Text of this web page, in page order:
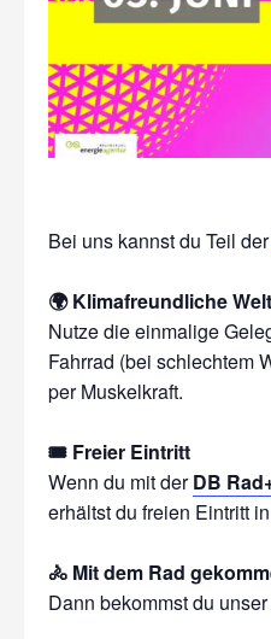
Bei uns kannst du Teil der
🌍 Klimafreundliche
Nutze die einmalige
Fahrrad (bei schlechtem
per Muskelkraft.
🎟️ Freier Eintritt
Wenn du mit derDB
erhältst du freien Eintritt
🚴 Mit dem Rad
Dann bekommst du